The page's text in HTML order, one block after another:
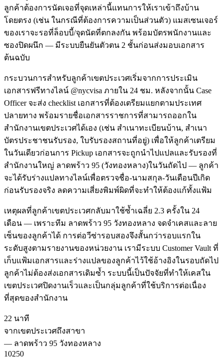
ลูกค้าต้องการนัดเจอที่จุดเหล่านี้แทนการให้เราเข้าถึงบ้าน
โดยตรง (เช่น ในกรณีที่ต้องการความเป็นส่วนตัว) แมสเซนเจอร์
ของเราจะรอที่ล็อบบี้/จุดนัดที่ตกลงกัน พร้อมบัตรพนักงานและ
ซองปิดผนึก — มีระบบยืนยันตัวตน 2 ชั้นก่อนส่งมอบเอกสาร
ต้นฉบับ
กระบวนการสำหรับลูกค้าเขตประเวศเริ่มจากการประเมิน
เอกสารฟรีทางไลน์ @nycvisa ภายใน 24 ชม. หลังจากนั้น Case
Officer จะส่ง checklist เอกสารที่ต้องเตรียมแยกตามประเทศ
ปลายทาง พร้อมรายชื่อเอกสารราชการที่สามารถออกใน
สำนักงานเขตประเวศได้เอง (เช่น สำเนาทะเบียนบ้าน, สำเนา
บัตรประชาชนรับรอง, ใบรับรองสถานที่อยู่) เพื่อให้ลูกค้าเตรียม
ในวันเดียวก่อนการ Pickup เอกสารจะถูกนำไปแปลและรับรองที่
สำนักงานใหญ่ ลาดพร้าว 95 (วังทองหลาง)ในวันถัดไป — ลูกค้า
จะได้รับร่างแปลทางไลน์เพื่อตรวจชื่อ-นามสกุล-วันเดือนปีเกิด
ก่อนรับรองจริง ลดความเสี่ยงพิมพ์ผิดที่จะทำให้ต้องแก้ทั้งแฟ้ม
เหตุผลที่ลูกค้าเขตประเวศกลับมาใช้ซ้ำเฉลี่ย 2.3 ครั้งใน 24
เดือน — เพราะทีม ลาดพร้าว 95 วังทองหลาง จดจำเคสและลาย
เซ็นของลูกค้าได้ การต่อวีซ่ารอบสองจึงสั้นกว่ารอบแรกใน
ระดับสูงตามรายงานของหน่วยงาน เรามีระบบ Customer Vault ที่
เก็บแฟ้มเอกสารและร่างแปลของลูกค้าไว้ใช้อ้างอิงในรอบถัดไป
ลูกค้าไม่ต้องส่งเอกสารเดิมซ้ำ ระบบนี้เป็นปัจจัยที่ทำให้เคสใน
เขตประเวศปิดงานเร็วและเป็นกลุ่มลูกค้าที่ใช้บริการต่อเนื่อง
ที่สุดของสำนักงาน
22 นาที
จากเขตประเวศถึงสาขา
— ลาดพร้าว 95 วังทองหลาง
10250